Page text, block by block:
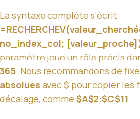
La syntaxe complète s’écrit
no_index_col;
paramètre joue un rôle précis
365. Nous recommandons de
absolues avec $ pour copier les
décalage, comme $A$2:$C$11.